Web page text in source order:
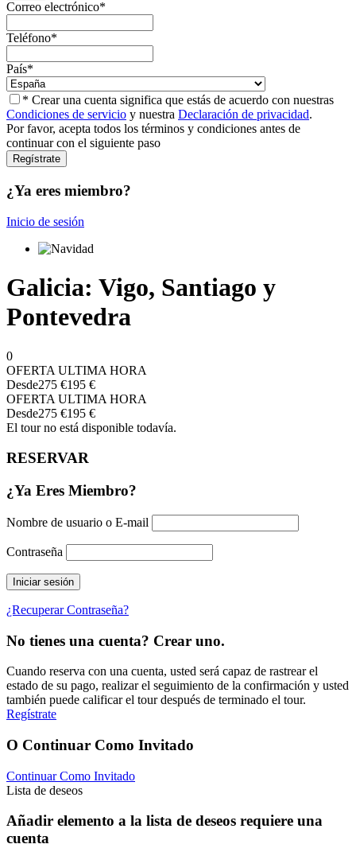
Correo electrónico*
Teléfono*
País*
* Crear una cuenta significa que estás de acuerdo con nuestras
Condiciones de servicio y nuestra Declaración de privacidad.
Por favor, acepta todos los términos y condiciones antes de
continuar con el siguiente paso
¿Ya eres miembro?
Inicio de sesión
Galicia: Vigo, Santiago y
Pontevedra
0
OFERTA ULTIMA HORA
Desde275 €195 €
OFERTA ULTIMA HORA
Desde275 €195 €
El tour no está disponible todavía.
RESERVAR
¿Ya Eres Miembro?
Nombre de usuario o E-mail
Contraseña
¿Recuperar Contraseña?
No tienes una cuenta? Crear uno.
Cuando reserva con una cuenta, usted será capaz de rastrear el
estado de su pago, realizar el seguimiento de la confirmación y usted
también puede calificar el tour después de terminado el tour.
Regístrate
O Continuar Como Invitado
Continuar Como Invitado
Lista de deseos
Añadir elemento a la lista de deseos requiere una
cuenta